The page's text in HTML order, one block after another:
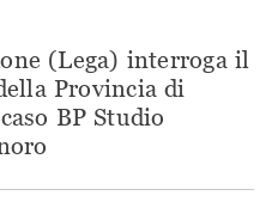
(Lega) interroga il
Provincia di
BP Studio